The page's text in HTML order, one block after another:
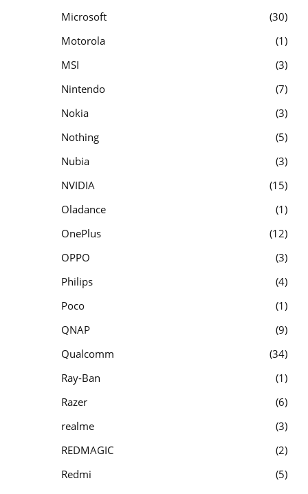
Microsoft
30
Motorola
1
MSI
3
Nintendo
7
Nokia
3
Nothing
5
Nubia
3
NVIDIA
15
Oladance
1
OnePlus
12
OPPO
3
Philips
4
Poco
1
QNAP
9
Qualcomm
34
Ray-Ban
1
Razer
6
realme
3
REDMAGIC
2
Redmi
5